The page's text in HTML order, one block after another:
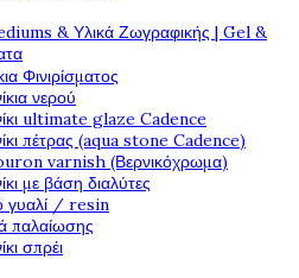
& Υλικά Ζωγραφικής | Gel &
Φινιρίσματος
νερού
ultimate glaze Cadence
πέτρας (aqua stone Cadence)
varnish (Βερνικόχρωμα)
με βάση διαλύτες
γυαλί / resin
παλαίωσης
σπρέι